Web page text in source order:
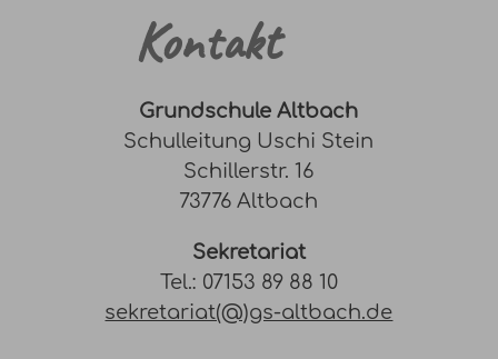
Kontakt
Grundschule Altbach
Schulleitung Uschi Stein
Schillerstr. 16
73776 Altbach
Sekretariat
Tel.: 07153 89 88 10
sekretariat(@)gs-altbach.de